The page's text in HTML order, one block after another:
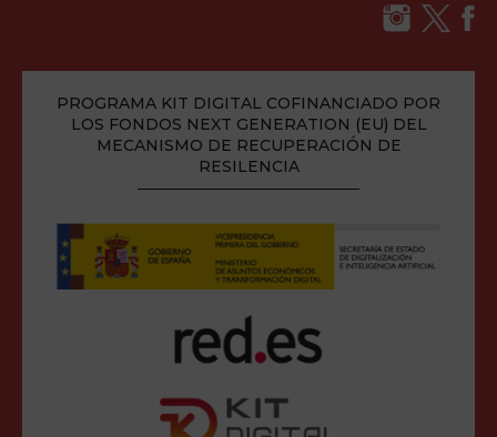
PROGRAMA KIT DIGITAL COFINANCIADO POR
LOS FONDOS NEXT GENERATION (EU) DEL
MECANISMO DE RECUPERACIÓN DE
RESILENCIA